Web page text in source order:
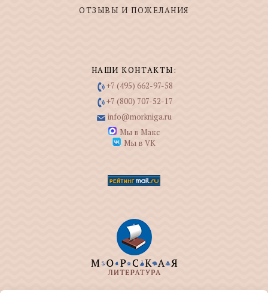
ОТЗЫВЫ И ПОЖЕЛАНИЯ
НАШИ КОНТАКТЫ:
+7 (495) 662-97-58
+7 (800) 707-52-17
info@morkniga.ru
Мы в Макс
Мы в VK